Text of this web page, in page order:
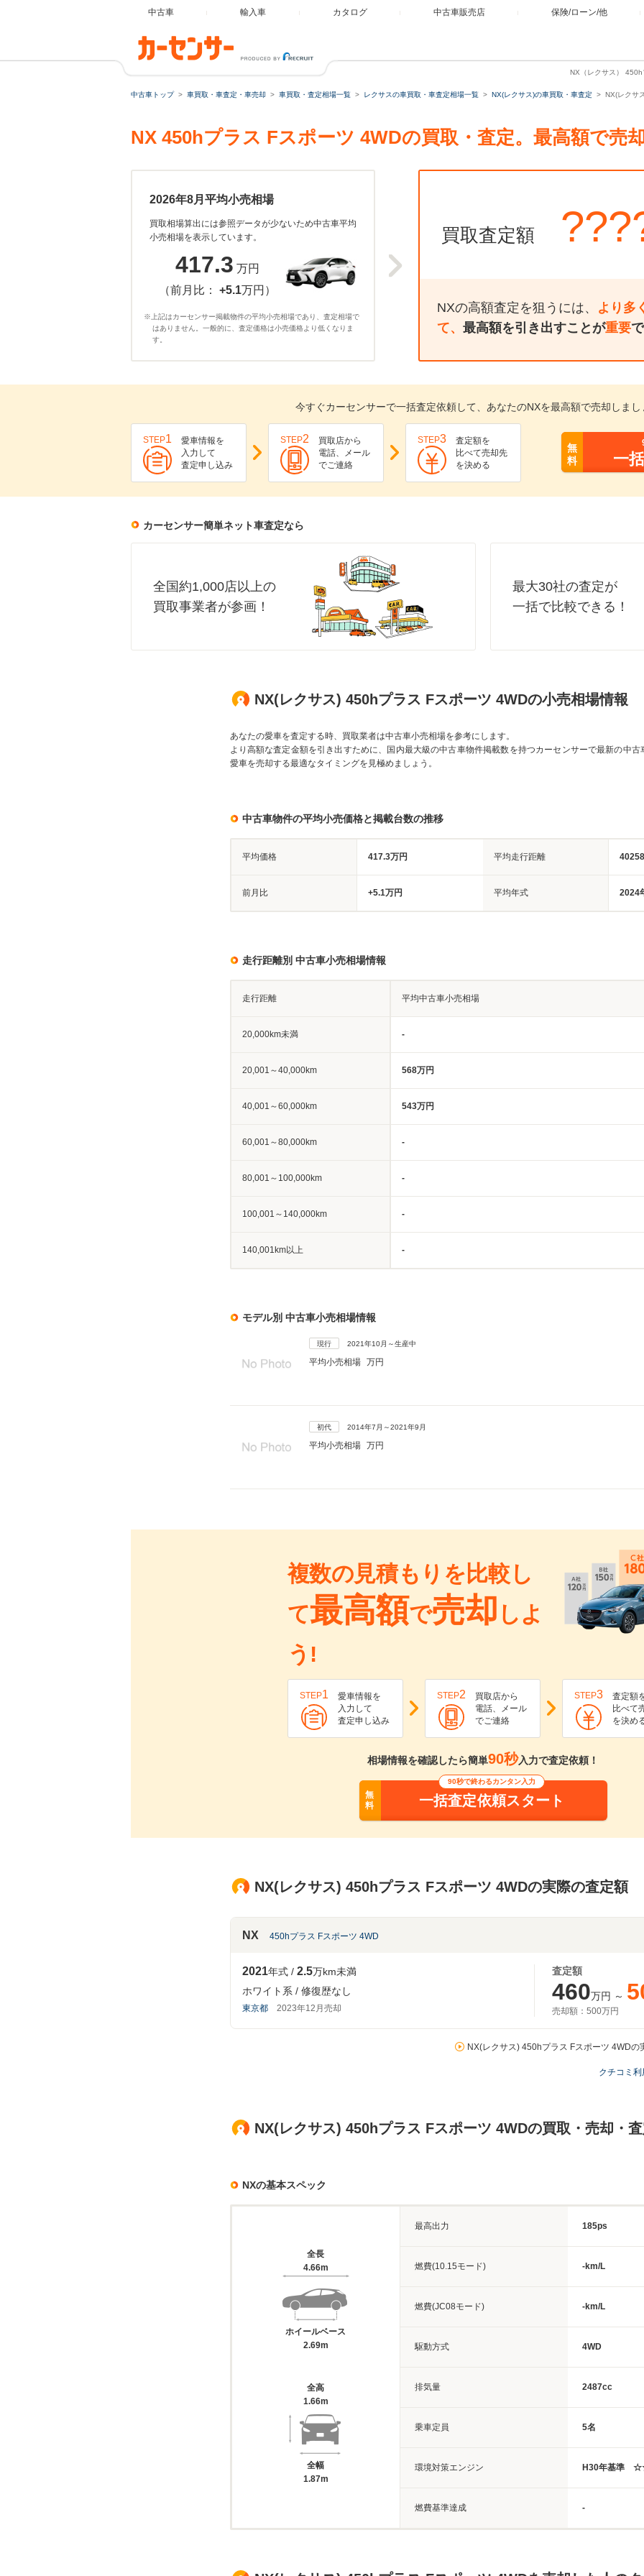
中古車 輸入車 カタログ 中古車販売店 保険/ローン/他
NX（レクサス）
中古車トップ 車買取・車査定・車売却 車買取・査定相場一覧 レクサスの車買取・車査定相場一覧 NX(レクサス)の車買取・車査定 NX(レクサ
NX 450hプラス Fスポーツ 4WDの買取・査定。最高額で売
2026年8月平均小売相場
買取相場算出には参照データが少ないため中古車平均
小売相場を表示しています。
417.3 万円
（前月比： +5.1万円）
※上記はカーセンサー掲載物件の平均小売相場であり、査定相場で
はありません。一般的に、査定価格は小売価格より低くなりま
す。
買取査定額
NXの高額査定を狙うには、 より多
て、 最高額を引き出すことが重要
今すぐカーセンサーで一括査定依頼して、あなたのNXを最高額で売却しまし
STEP1
愛車情報を
入力して
査定申し込み
STEP2
買取店から
電話、メール
でご連絡
STEP3
査定額を
比べて売却先
を決める
無
料
一
カーセンサー簡単ネット車査定なら
全国約1,000店以上の
買取事業者が参画！
最大30社の査定が
一括で比較できる！
NX(レクサス) 450hプラス Fスポーツ 4WDの小売相場情報
あなたの愛車を査定する時、買取業者は中古車小売相場を参考にします。
より高額な査定金額を引き出すために、国内最大級の中古車物件掲載数を持つカーセンサーで最新の中古
愛車を売却する最適なタイミングを見極めましょう。
中古車物件の平均小売価格と掲載台数の推移
平均価格 417.3万円 平均走行距離
前月比 +5.1万円 平均年式 2024
走行距離別 中古車小売相場情報
走行距離 平均中古車小売相場
20,000km未満 -
20,001～40,000km 568万円
40,001～60,000km 543万円
60,001～80,000km -
80,001～100,000km -
100,001～140,000km -
140,001km以上 -
モデル別 中古車小売相場情報
現行 2021年10月～生産中
平均小売相場 万円
初代 2014年7月～2021年9月
平均小売相場 万円
複数の見積もりを比較し
て最高額で売却 しよ
う!
STEP1
愛車情報を
入力して
査定申し込み
STEP2
買取店から
電話、メール
でご連絡
STEP3
査定額
比べて
を決め
相場情報を確認したら簡単90秒入力で査定依頼！
無
料
90秒で終わるカンタン入力
一括査定依頼スタート
NX(レクサス) 450hプラス Fスポーツ 4WDの実際の査定額
NX 450hプラス Fスポーツ 4WD
2021年式 2.5万km未満
ホワイト系
修復歴なし
東京都 2023年12月売却
査定額
460万円 ～
売却額： 500万円
NX(レクサス) 450hプラス Fスポーツ 4WDの
クチコミ
NX(レクサス) 450hプラス Fスポーツ 4WDの買取・売却・
NXの基本スペック
全長
4.66m
ホイールベース
2.69m
全高
1.66m
全幅
1.87m
最高出力 185ps
燃費(10.15モード) -km/L
燃費(JC08モード) -km/L
駆動方式 4WD
排気量 2487cc
乗車定員 5名
環境対策エンジン H30年基準
燃費基準達成 -